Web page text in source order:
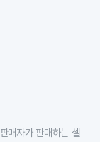
매자가 판매하는 셀